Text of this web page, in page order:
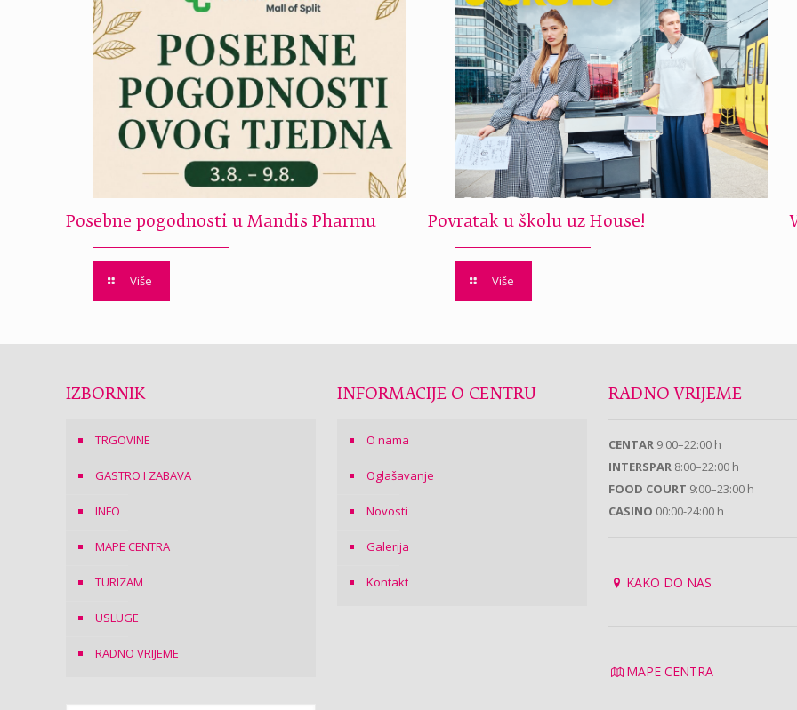
Posebne pogodnosti u Mandis Pharmu
Više
Povratak u školu uz House!
Više
IZBORNIK
TRGOVINE
GASTRO I ZABAVA
INFO
MAPE CENTRA
TURIZAM
USLUGE
RADNO VRIJEME
INFORMACIJE O CENTRU
O nama
Oglašavanje
Novosti
Galerija
Kontakt
RADNO VRIJEME
CENTAR 9:00–22:00 h
INTERSPAR 8:00–22:00 h
FOOD COURT 9:00–23:00 h
CASINO 00:00-24:00 h
KAKO DO NAS
MAPE CENTRA